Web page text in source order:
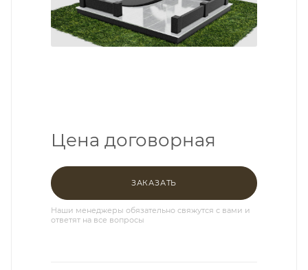
Цена договорная
ЗАКАЗАТЬ
Наши менеджеры обязательно свяжутся с вами и
ответят на все вопросы